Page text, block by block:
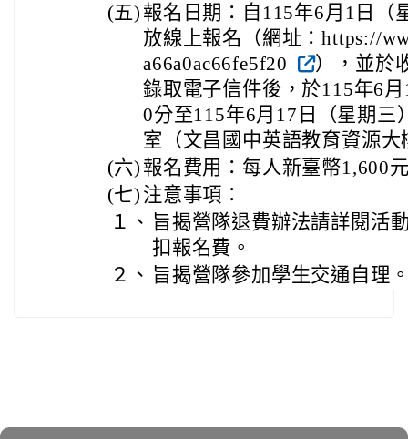
(五) 報名日期：自115年6月1日（
放線上報名（網址：https://
a66a0ac66fe5f20
），並於
錄取電子信件後，於115年6
0分至115年6月17日（星期三
室（文昌國中英語教育資源
(六) 報名費用：每人新臺幣1,600
(七) 注意事項：
１、 旨揭營隊退費辦法請詳閱活
扣報名費。
２、 旨揭營隊參加學生交通自理